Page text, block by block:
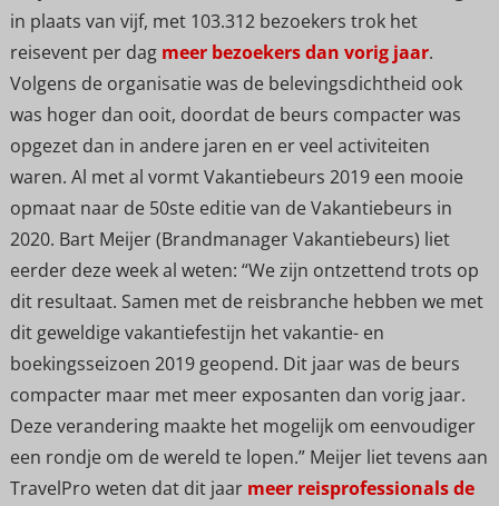
in plaats van vijf, met 103.312 bezoekers trok het
reisevent per dag meer bezoekers dan vorig jaar.
Volgens de organisatie was de belevingsdichtheid ook
was hoger dan ooit, doordat de beurs compacter was
opgezet dan in andere jaren en er veel activiteiten
waren. Al met al vormt Vakantiebeurs 2019 een mooie
opmaat naar de 50ste editie van de Vakantiebeurs in
2020. Bart Meijer (Brandmanager Vakantiebeurs) liet
eerder deze week al weten: “We zijn ontzettend trots op
dit resultaat. Samen met de reisbranche hebben we met
dit geweldige vakantiefestijn het vakantie- en
boekingsseizoen 2019 geopend. Dit jaar was de beurs
compacter maar met meer exposanten dan vorig jaar.
Deze verandering maakte het mogelijk om eenvoudiger
een rondje om de wereld te lopen.” Meijer liet tevens aan
TravelPro weten dat dit jaar meer reisprofessionals de